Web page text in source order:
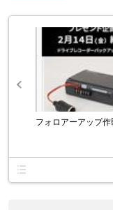
フォロアーアップ作